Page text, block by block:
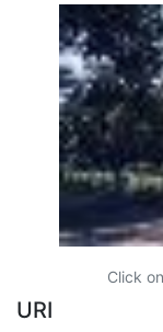
Click
URI